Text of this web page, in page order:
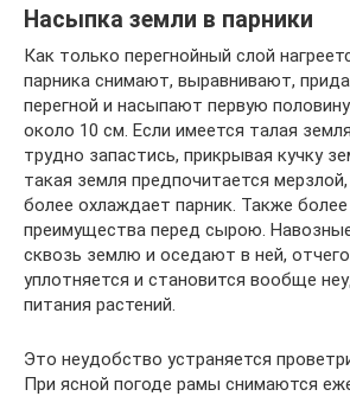
Насыпка земли в парники
Как только перегнойный слой
парника снимают, выравнивают,
перегной и насыпают первую
около 10 см. Если имеется талая
трудно запастись, прикрывая кучку
такая земля предпочитается
более охлаждает парник. Также
преимущества перед сырою.
сквозь землю и оседают в ней,
уплотняется и становится вообще
питания растений.
Это неудобство устраняется
При ясной погоде рамы снимаются